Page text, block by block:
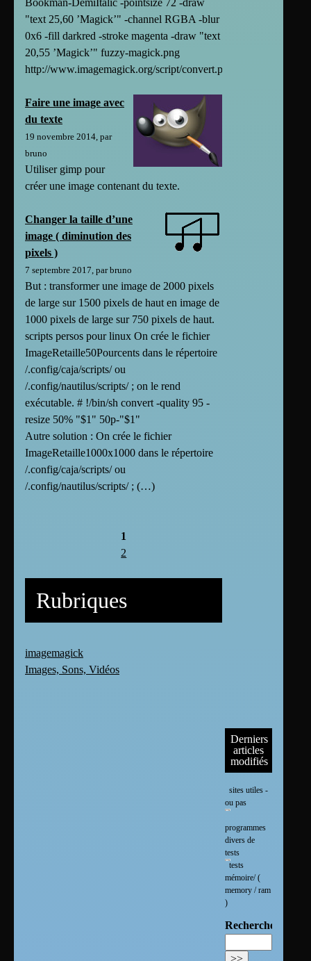
Bookman-DemiItalic -pointsize 72 -draw
"text 25,60 ’Magick’" -channel RGBA -blur
0x6 -fill darkred -stroke magenta -draw "text
20,55 ’Magick’" fuzzy-magick.png
http://www.imagemagick.org/script/convert.php
Faire une image avec
du texte
19 novembre 2014, par
bruno
Utiliser gimp pour
créer une image contenant du texte.
Changer la taille d’une
image ( diminution des
pixels )
7 septembre 2017, par bruno
But : transformer une image de 2000 pixels
de large sur 1500 pixels de haut en image de
1000 pixels de large sur 750 pixels de haut.
scripts persos pour linux On crée le fichier
ImageRetaille50Pourcents dans le répertoire
/.config/caja/scripts/ ou
/.config/nautilus/scripts/ ; on le rend
exécutable. # !/bin/sh convert -quality 95 -
resize 50% "$1" 50p-"$1"
Autre solution : On crée le fichier
ImageRetaille1000x1000 dans le répertoire
/.config/caja/scripts/ ou
/.config/nautilus/scripts/ ; (…)
1
2
Rubriques
imagemagick
Images, Sons, Vidéos
Derniers
articles
modifiés
sites utiles -
ou pas
programmes
divers de
tests
tests
mémoire/ (
memory / ram
)
Rechercher :